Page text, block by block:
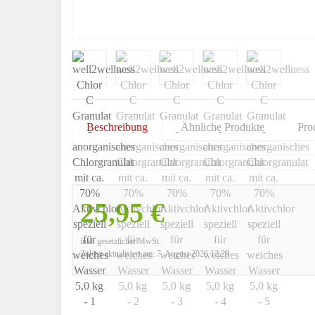
Beschreibung Ähnliche Produkte
25,95 €
inkl. gesetzlicher MwSt.
Zuletzt aktualisiert am: 7. August 2026 12:29